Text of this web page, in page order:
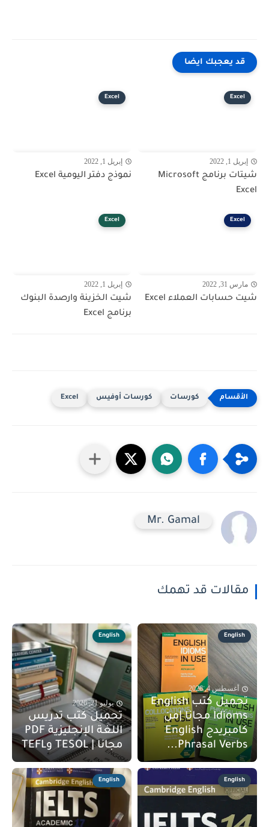
قد يعجبك ايضا
Excel
إبريل 1, 2022
شيتات برنامج Microsoft
Excel
Excel
إبريل 1, 2022
نموذج دفتر اليومية Excel
Excel
مارس 31, 2022
شيت حسابات العملاء Excel
Excel
إبريل 1, 2022
شيت الخزينة وارصدة البنوك
برنامج Excel
كورسات كورسات أوفيس Excel
Mr. Gamal
مقالات قد تهمك
English
أغسطس 4, 2026
تحميل كتب English
Idioms مجانا |من
كامبريدج English
Phrasal Verbs...
English
يوليو 21, 2026
تحميل كتب تدريس
اللغة الإنجليزية PDF
مجانا | TESOL وTEFL
English
English